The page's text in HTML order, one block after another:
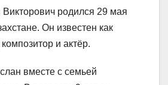
родился 29 мая
Он известен как
и актёр.
вместе с семьей